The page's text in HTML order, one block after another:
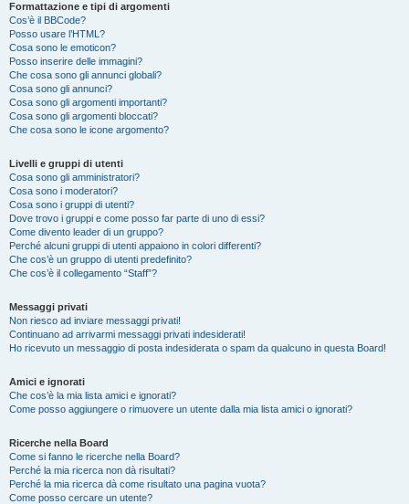
Formattazione e tipi di argomenti
Cos’è il BBCode?
Posso usare l’HTML?
Cosa sono le emoticon?
Posso inserire delle immagini?
Che cosa sono gli annunci globali?
Cosa sono gli annunci?
Cosa sono gli argomenti importanti?
Cosa sono gli argomenti bloccati?
Che cosa sono le icone argomento?
Livelli e gruppi di utenti
Cosa sono gli amministratori?
Cosa sono i moderatori?
Cosa sono i gruppi di utenti?
Dove trovo i gruppi e come posso far parte di uno di essi?
Come divento leader di un gruppo?
Perché alcuni gruppi di utenti appaiono in colori differenti?
Che cos’è un gruppo di utenti predefinito?
Che cos’è il collegamento “Staff”?
Messaggi privati
Non riesco ad inviare messaggi privati!
Continuano ad arrivarmi messaggi privati indesiderati!
Ho ricevuto un messaggio di posta indesiderata o spam da qualcuno in questa Board!
Amici e ignorati
Che cos’è la mia lista amici e ignorati?
Come posso aggiungere o rimuovere un utente dalla mia lista amici o ignorati?
Ricerche nella Board
Come si fanno le ricerche nella Board?
Perché la mia ricerca non dà risultati?
Perché la mia ricerca dà come risultato una pagina vuota?
Come posso cercare un utente?